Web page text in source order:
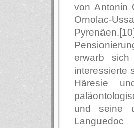
von Antonin
Ornolac-
erwarb
interessierte
Häresie
und seine